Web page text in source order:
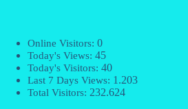
Online Visitors: 0
Today's Views: 45
Today's Visitors: 40
Last 7 Days Views: 1.203
Total Visitors: 232.624